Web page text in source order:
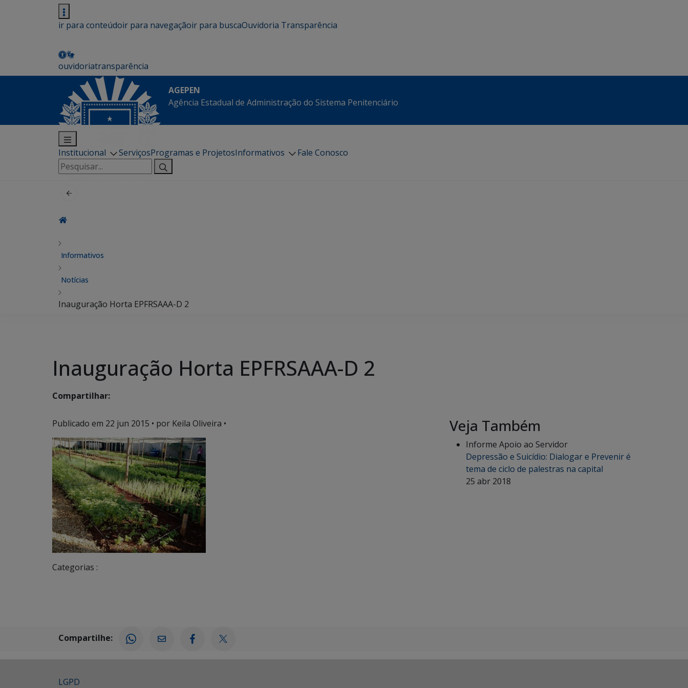
ir para conteúdoir para navegaçãoir para buscaOuvidoria Transparência
ouvidoriatransparência
AGEPEN
Agência Estadual de Administração do Sistema Penitenciário
Institucional ServiçosProgramas e ProjetosInformativos
Fale Conosco
Pesquisar
por:
Informativos
Notícias
Inauguração Horta EPFRSAAA-D 2
Inauguração Horta EPFRSAAA-D 2
Compartilhar:
Publicado em 22 jun 2015 • por Keila Oliveira •
Categorias :
Veja Também
Informe Apoio ao Servidor
Depressão e Suicídio: Dialogar e Prevenir é
tema de ciclo de palestras na capital
25 abr 2018
Compartilhe:
LGPD